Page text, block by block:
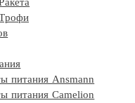
питания Ansmann
питания Camelion